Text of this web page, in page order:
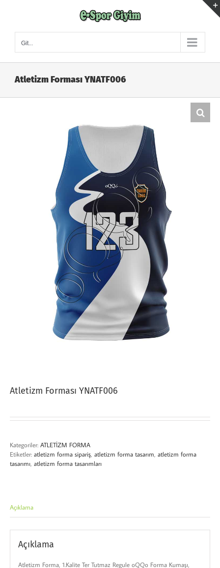
Git...
Atletizm Forması YNATF006
Atletizm Forması YNATF006
Kategoriler: ATLETİZM FORMA
Etiketler: atletizm forma sipariş atletizm forma tasarım atletizm forma
tasarımı atletizm forma tasarımları
Açıklama
Açıklama
Atletizm Forma, 1.Kalite Ter Tutmaz Regule oQQo Forma Kumaşı,